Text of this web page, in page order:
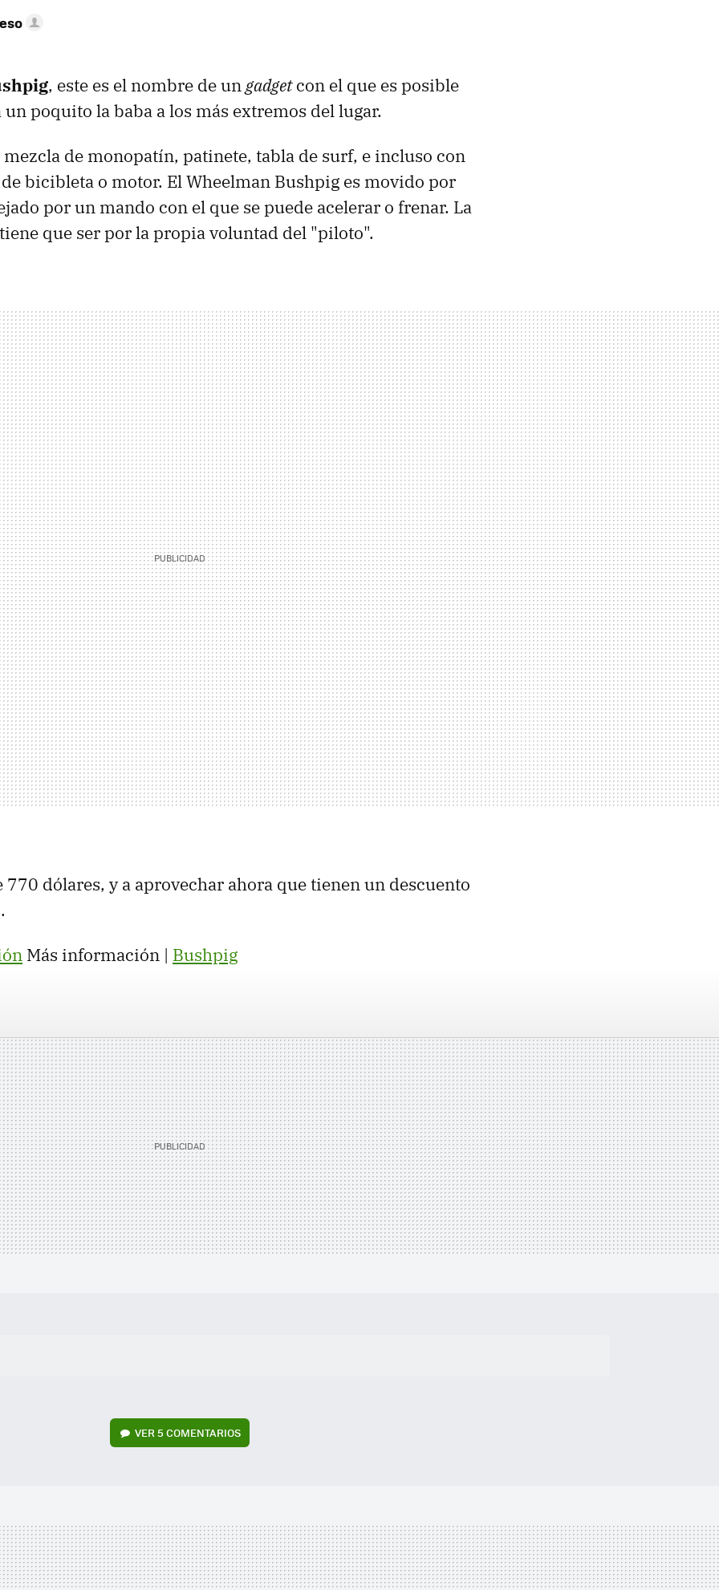
, este es el nombre de ungadgetcon el que es posible
un poquito la baba a los más extremos del lugar.
mezcla de monopatín, patinete, tabla de surf, e incluso con
bicibleta o motor. El Wheelman Bushpig es movido por
por un mando con el que se puede acelerar o frenar. La
que ser por la propia voluntad del "piloto".
770 dólares, y a aprovechar ahora que tienen un descuento
Más información | Bushpig
VER5 COMENTARIOS